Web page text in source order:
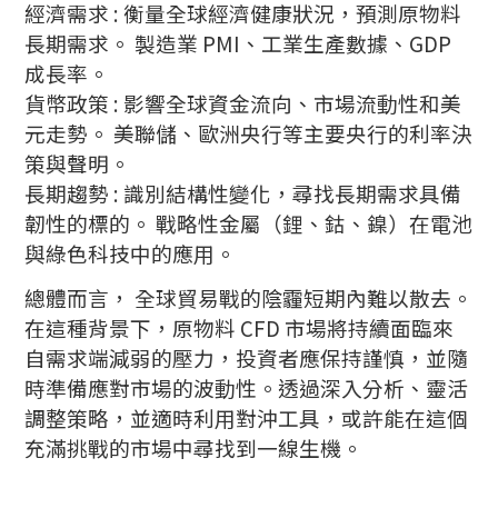
經濟需求 : 衡量全球經濟健康狀況，預測原物料
長期需求。 製造業 PMI、工業生產數據、GDP
成長率。
貨幣政策 : 影響全球資金流向、市場流動性和美
元走勢。 美聯儲、歐洲央行等主要央行的利率決
策與聲明。
長期趨勢 : 識別結構性變化，尋找長期需求具備
韌性的標的。 戰略性金屬（鋰、鈷、鎳）在電池
與綠色科技中的應用。
總體而言， 全球貿易戰的陰霾短期內難以散去。
在這種背景下，原物料 CFD 市場將持續面臨來
自需求端減弱的壓力，投資者應保持謹慎，並隨
時準備應對市場的波動性。透過深入分析、靈活
調整策略，並適時利用對沖工具，或許能在這個
充滿挑戰的市場中尋找到一線生機。